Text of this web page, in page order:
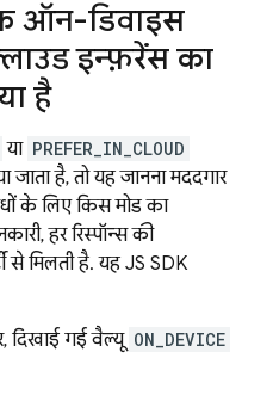
ऑन-डिवाइस
इन्फ़रेंस का
है
या PREFER_IN_CLOUD
है, तो यह जानना मददगार
के लिए किस मोड का
हर रिस्पॉन्स की
से मिलती है. यह JS SDK
दिखाई गई वैल्यू ON_DEVICE